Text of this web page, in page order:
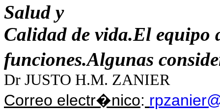
Salud y
Calidad de vida.El equipo
funciones.Algunas
Dr JUSTO H.M. ZANIER
Correo electr�nico: